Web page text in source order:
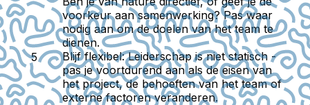
voorkeur aan samenwerking? Pas waar
nodig aan om de doelen van het team te
dienen.
Blijf flexibel: Leiderschap is niet statisch -
pas je voortdurend aan als de eisen van
het project, de behoeften van het team of
externe factoren veranderen.